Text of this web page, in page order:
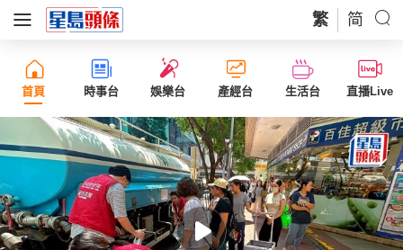
繁 简
首頁 時事台 娛樂台 產經台 生活台 直播Live